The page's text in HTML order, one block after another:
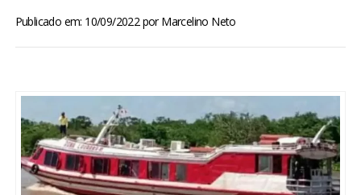
MUNDO
ENTRETENIMENTO
ENQUETE
Publicado em: 10/09/2022porMarcelino Neto